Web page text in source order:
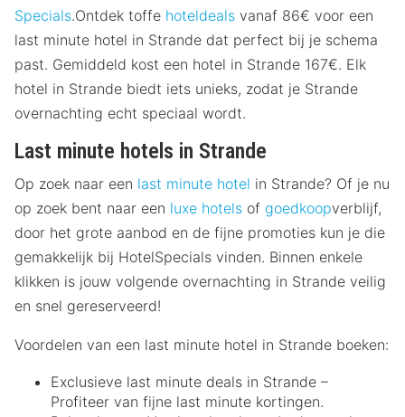
Specials.Ontdek toffe hoteldeals vanaf 86€ voor een
last minute hotel in Strande dat perfect bij je schema
past. Gemiddeld kost een hotel in Strande 167€. Elk
hotel in Strande biedt iets unieks, zodat je Strande
overnachting echt speciaal wordt.
Last minute hotels in Strande
Op zoek naar een last minute hotel in Strande? Of je nu
op zoek bent naar een luxe hotels of goedkoopverblijf,
door het grote aanbod en de fijne promoties kun je die
gemakkelijk bij HotelSpecials vinden. Binnen enkele
klikken is jouw volgende overnachting in Strande veilig
en snel gereserveerd!
Voordelen van een last minute hotel in Strande boeken:
Exclusieve last minute deals in Strande –
Profiteer van fijne last minute kortingen.